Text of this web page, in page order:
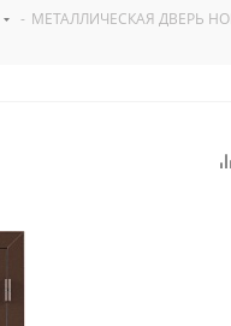
- МЕТАЛЛИЧЕСКАЯ ДВЕРЬ